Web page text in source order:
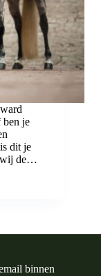
ben je
dit je
wij de…
binnen